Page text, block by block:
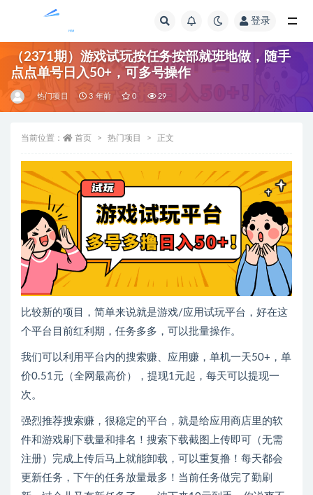
登录
（2371期）游戏试玩按任务按部就班地做，随手
点点单号日入50+，可多号操作
热门项目 3 年前 0 29
当前位置： 首页 热门项目 正文
比较新的项目，简单来说就是游戏/应用试玩平台，好在这
个平台目前红利期，任务多多，可以批量操作。
我们可以利用平台内的搜索赚、应用赚，单机一天50+，单
价0.51元（全网最高价），提现1元起，每天可以提现一
次。
强烈推荐搜索赚，很稳定的平台，就是给应用商店里的软
件和游戏刷下载量和排名！搜索下载截图上传即可（无需
注册）完成上传后马上就能卸载，可以重复撸！每天都会
更新任务，下午的任务放量最多！当前任务做完了勤刷